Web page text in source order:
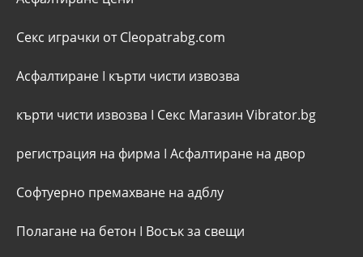
Секс играчки от Cleopatrabg.com
Асфалтиране I кърти чисти извозва
кърти чисти извозва I Секс Магазин Vibrator.bg
регистрация на фирма I Асфалтиране на двор
Софтуерно премахване на адблу
Полагане на бетон I Восък за свещи